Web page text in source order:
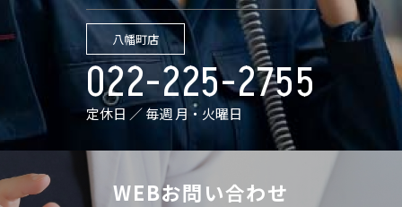
八幡町店
022-225-2755
定休日 ／ 毎週 月・火曜日
WEBお問い合わせ